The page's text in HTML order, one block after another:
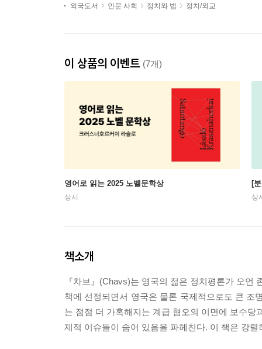
외국도서
인문 사회 정치와 법 정치/외교
이 상품의 이벤트 (7개)
영어로 읽는 2025 노벨문학상
상시
[
상
책소개
『차브』(Chavs)는 영국의 젊은 정치평론가 오
책에 선정되면서 영국은 물론 국제적으로도 큰 조
는 점점 더 가혹해지는 계급 혐오의 이면에 보수
제적 이슈들이 숨어 있음을 파헤친다. 이 책은 강